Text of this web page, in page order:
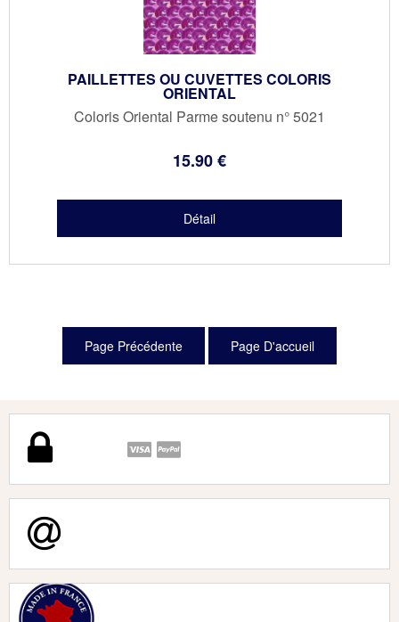
PAILLETTES OU CUVETTES COLORIS
ORIENTAL
Coloris Oriental Parme soutenu n° 5021
15.90€